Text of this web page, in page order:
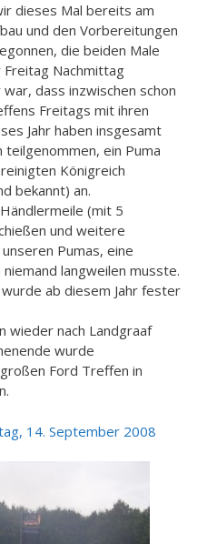
dieses Mal bereits am
und den Vorbereitungen
die beiden Male
Nachmittag
dass inzwischen schon
Freitags mit ihren
Jahr haben insgesamt
teilgenommen, ein Puma
Königreich
bekannt) an.
(mit 5
und weitere
Pumas, eine
langweilen musste.
ab diesem Jahr fester
wieder nach Landgraaf
wurde
Ford Treffen in
14. September 2008